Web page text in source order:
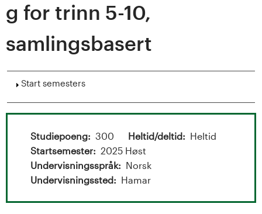
k
a
t
a
U
g for trinn 5-10,
samlingsbasert
Show
Start semesters
Studiepoeng 300 Heltid/deltid
Heltid
Startsemester
2025 Høst
Undervisningsspråk
Norsk
Undervisningssted
Hamar